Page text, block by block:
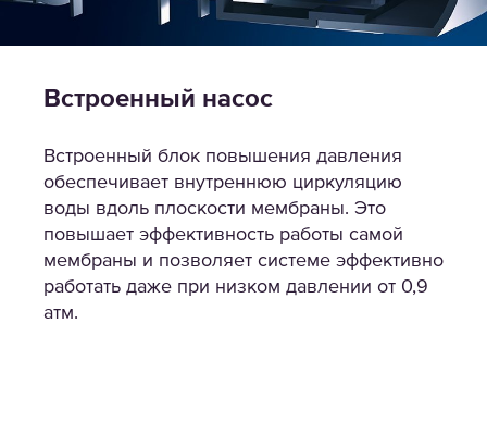
Встроенный насос
Встроенный блок повышения давления
обеспечивает внутреннюю циркуляцию
воды вдоль плоскости мембраны. Это
повышает эффективность работы самой
мембраны и позволяет системе эффективно
работать даже при низком давлении от 0,9
атм.